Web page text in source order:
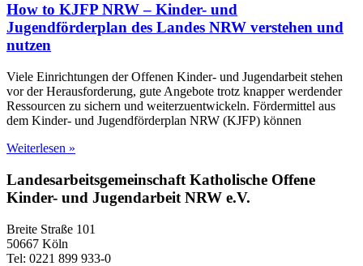
How to KJFP NRW – Kinder- und
Jugendförderplan des Landes NRW verstehen und
nutzen
Viele Einrichtungen der Offenen Kinder- und Jugendarbeit stehen
vor der Herausforderung, gute Angebote trotz knapper werdender
Ressourcen zu sichern und weiterzuentwickeln. Fördermittel aus
dem Kinder- und Jugendförderplan NRW (KJFP) können
Weiterlesen »
Landesarbeitsgemeinschaft Katholische Offene
Kinder- und Jugendarbeit NRW e.V.
Breite Straße 101
50667 Köln
Tel: 0221 899 933-0